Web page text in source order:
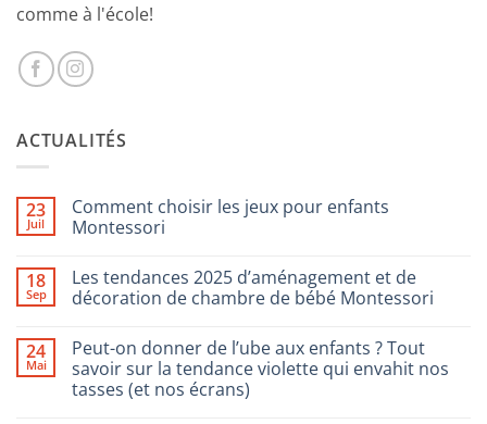
comme à l'école!
ACTUALITÉS
23
Juil
Comment choisir les jeux pour enfants
Montessori
sur
Comment
choisir
pour
enfants
Montessori
18
Sep
Les tendances 2025 d’aménagement et de
décoration de chambre de bébé Montessori
sur
Les
tendances
2025
24
Mai
Peut-on donner de l’ube aux enfants ? Tout
savoir sur la tendance violette qui envahit nos
tasses (et nos écrans)